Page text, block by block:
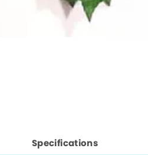
Specifications